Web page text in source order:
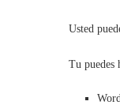
Usted
Tu puedes